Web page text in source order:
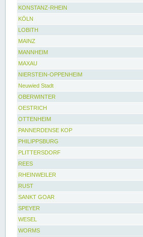
KONSTANZ-RHEIN
KÖLN
LOBITH
MAINZ
MANNHEIM
MAXAU
NIERSTEIN-OPPENHEIM
Neuwied Stadt
OBERWINTER
OESTRICH
OTTENHEIM
PANNERDENSE KOP
PHILIPPSBURG
PLITTERSDORF
REES
RHEINWEILER
RUST
SANKT GOAR
SPEYER
WESEL
WORMS